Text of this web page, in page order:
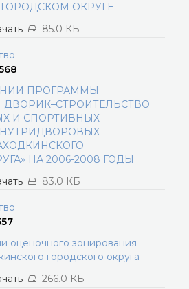
ОКРУГЕ
85.0 КБ
ПРОГРАММЫ
И СПОРТИВНЫХ
НА 2006-2008 ГОДЫ
83.0 КБ
оценочного зонирования
городского округа
266.0 КБ